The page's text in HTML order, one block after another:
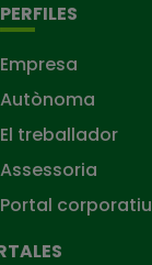
PERFILES
Empresa
Autònoma
El treballador
Assessoria
Portal corporatiu